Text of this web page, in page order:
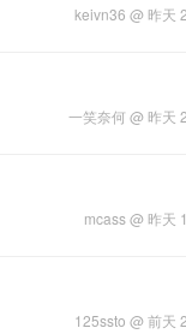
keivn36 @昨天
一笑奈何 @昨天
mcass@昨天
125ssto @前天